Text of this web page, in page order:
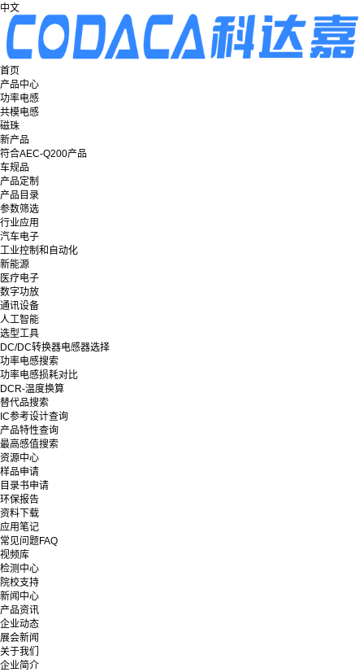
中文
首页
产品中心
功率电感
共模电感
磁珠
新产品
符合AEC-Q200产品
车规品
产品定制
产品目录
参数筛选
行业应用
汽车电子
工业控制和自动化
新能源
医疗电子
数字功放
通讯设备
人工智能
选型工具
DC/DC转换器电感器选择
功率电感搜索
功率电感损耗对比
DCR-温度换算
替代品搜索
IC参考设计查询
产品特性查询
最高感值搜索
资源中心
样品申请
目录书申请
环保报告
资料下载
应用笔记
常见问题FAQ
视频库
检测中心
院校支持
新闻中心
产品资讯
企业动态
展会新闻
关于我们
企业简介